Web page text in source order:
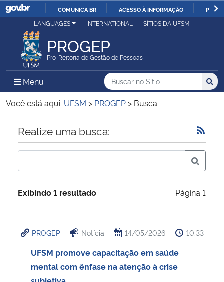
IR
COMUNICA BR ACESSO À INFORMAÇÃO
Ministério da Justiça e Segurança Pública
Ministério da Defesa
Ministério das Relações Exteriores
Ministério da Economia
Ministério da Infraestrutura
Ministério da Cidadania
Ministério da Saúde
LANGUAGES INTERNATIONAL SÍTIOS DA UFSM
PROGEP
Pró-Reitoria de Gestão de Pessoas
Menu Menu Principal do Sítio
Busca
Buscar no no Sítio
Busca:
Você está aqui: UFSM > PROGEP > Busca
Início do conteúdo
Realize uma busca:
Exibindo 1 resultado Página 1
PROGEP Notícia 14/05/2026 10:33
UFSM promove capacitação em saúde
mental com ênfase na atenção à crise